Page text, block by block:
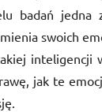
badań jedna
swoich
inteligencji
jak te